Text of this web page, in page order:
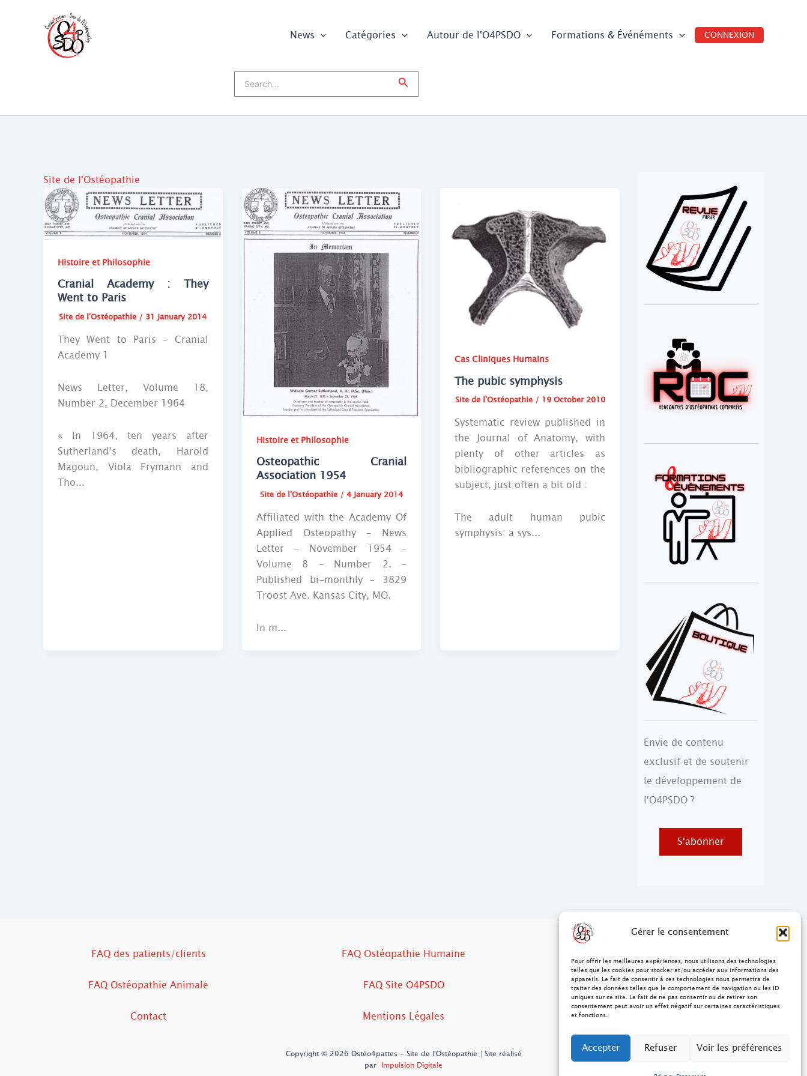
Gérer le consentement
Pour offrir les meilleures expériences, nous utilisons des technologies
telles que les cookies pour stocker et/ou accéder aux informations des
appareils. Le fait de consentir à ces technologies nous permettra de
traiter des données telles que le comportement de navigation ou les ID
uniques sur ce site. Le fait de ne pas consentir ou de retirer son
consentement peut avoir un effet négatif sur certaines caractéristiques
et fonctions.
Accepter Refuser Voir les préférences
News Catégories Autour de l'O4PSDO Formations & Événéments CONNEXION
for:
Search
Site de l'Ostéopathie
Histoire et Philosophie
Cranial Academy : They
Went to Paris
Site de l'Ostéopathie / 31 January 2014
They Went to Paris – Cranial
Academy 1
News Letter, Volume 18,
Number 2, December 1964
« In 1964, ten years after
Sutherland’s death, Harold
Magoun, Viola Frymann and
Tho...
Histoire et Philosophie
Osteopathic Cranial
Association 1954
Site de l'Ostéopathie/ 4 January 2014
Affiliated with the Academy Of
Applied Osteopathy – News
Letter – November 1954 –
Volume 8 – Number 2. –
Published bi-monthly – 3829
Troost Ave. Kansas City, MO.
In m...
Cas Cliniques Humains
The pubic symphysis
Site de l'Ostéopathie/ 19 October 2010
Systematic review published in
the Journal of Anatomy, with
plenty of other articles as
bibliographic references on the
subject, just often a bit old :
The adult human pubic
symphysis: a sys...
Envie de contenu
exclusif et de soutenir
le développement de
l'O4PSDO ?
S'abonner
FAQ des patients/clients
FAQ Ostéopathie Animale
Contact
FAQ Ostéopathie Humaine
FAQ Site O4PSDO
Mentions Légales
Copyright © 2026 Ostéo4pattes - Site de l'Ostéopathie | Site réalisé
par Impulsion Digitale